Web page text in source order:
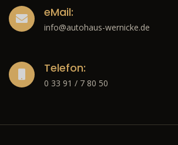
eMail:
info@autohaus-wernicke.de
Telefon:
0 33 91 / 7 80 50